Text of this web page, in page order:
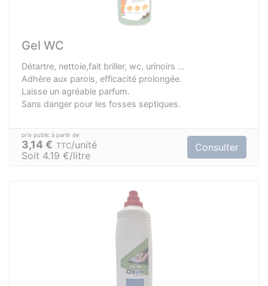
Gel WC
Détartre, nettoie,fait briller, wc, urinoirs …
Adhère aux parois, efficacité prolongée.
Laisse un agréable parfum.
Sans danger pour les fosses septiques.
3,14 € TTC unité
Soit 4.19 €/litre
Consulter